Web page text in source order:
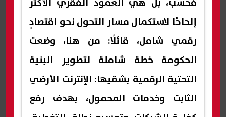
إلحاحًا لاستكمال مسار التحول نحو اقتصادٍ
رقمي شامل، قائلًا: من هنا، وضعت
الحكومة خطة شاملة لتطوير البنية
التحتية الرقمية بشقيها: الإنترنت الأرضي
الثابت وخدمات المحمول، بهدف رفع